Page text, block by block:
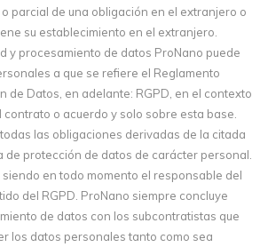
parcial de una obligación en el extranjero o
su establecimiento en el extranjero.
y procesamiento de datos ProNano puede
a que se refiere el Reglamento
de Datos, en adelante: RGPD, en el contexto
contrato o acuerdo y solo sobre esta base.
las obligaciones derivadas de la citada
de protección de datos de carácter personal.
siendo en todo momento el responsable del
del RGPD. ProNano siempre concluye
de datos con los subcontratistas que
los datos personales tanto como sea